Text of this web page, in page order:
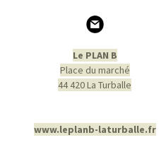
Le PLAN B
Place du marché
44 420 La Turballe
www.leplanb-laturballe.fr